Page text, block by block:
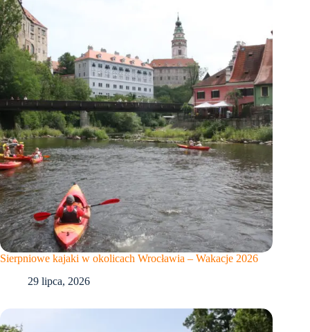
Sierpniowe kajaki w okolicach Wrocławia – Wakacje 2026
29 lipca, 2026